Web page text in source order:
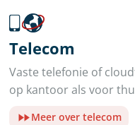
Telecom
Vaste telefonie of
op kantoor als voor
Meer over telecom